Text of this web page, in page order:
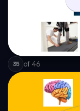
35 of 46